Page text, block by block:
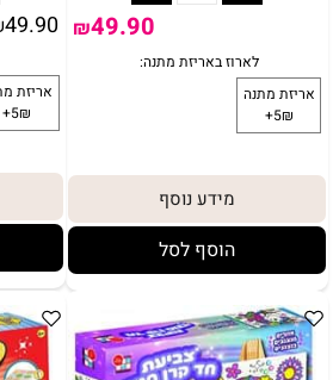
מתנה:
לארוז
₪49.90
מידע נוסף
הוסף לסל
49.90